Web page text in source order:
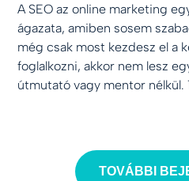
A SEO az online marketing
ágazata, amiben sosem
még csak most kezdesz el a
foglalkozni, akkor nem lesz
útmutató vagy mentor nélkül.
TOVÁBBI